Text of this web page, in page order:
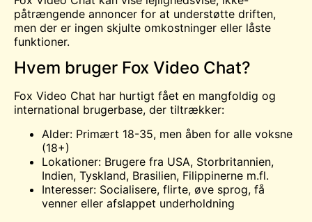
påtrængende annoncer for at understøtte driften,
men der er ingen skjulte omkostninger eller låste
funktioner.
Hvem bruger Fox Video Chat?
Fox Video Chat har hurtigt fået en mangfoldig og
international brugerbase, der tiltrækker:
Alder: Primært 18-35, men åben for alle voksne
(18+)
Lokationer: Brugere fra USA, Storbritannien,
Indien, Tyskland, Brasilien, Filippinerne m.fl.
Interesser: Socialisere, flirte, øve sprog, få
venner eller afslappet underholdning